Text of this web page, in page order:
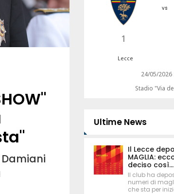
Damiani
1
vs
Lecce
24/05/2026
Stadio "Via
Ultime News
Il Lecce
MAGLIA:
deciso così...
Il club ha
numeri di
che sta per